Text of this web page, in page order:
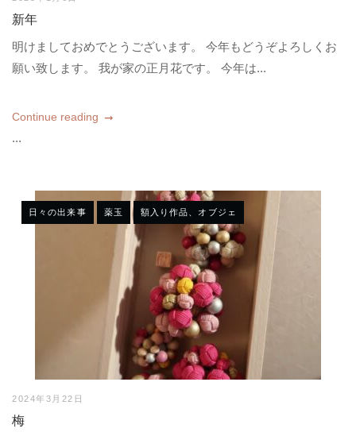
新年
明けましておめでとうございます。 今年もどうぞよろしくお
願い致します。 我が家の正月花です。 今年は...
Continue reading
...
日々の出来事 薬玉 額入り作品、オブジェ
2024年3月22日
梅